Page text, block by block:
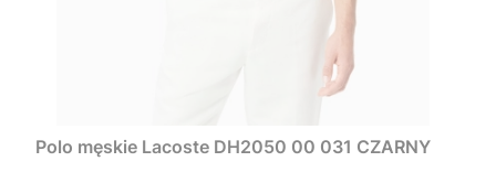
Polo męskie Lacoste DH2050 00 031 CZARNY